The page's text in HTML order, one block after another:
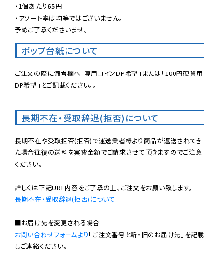
・ 1個あたり65円
・アソート率は均等ではございません。
予めご了承くださいませ。
ポップ台紙について
ご注文の際に備考欄へ「専用コインDP希望」または「100円硬貨用
DP希望」とご記載ください。。
長期不在・受取辞退(拒否)について
長期不在や受取拒否(拒否)で運送業者様より商品が返送されてき
た場合往復の送料を実費金額でご請求させて頂きますのでご注意
ください。
長期不在・受取辞退(拒否)について
お問い合わせフォームより 「ご注文番号と新・旧のお届け先」を記載
しご連絡ください。